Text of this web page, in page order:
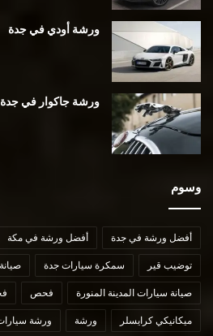
ورشة أودي في جدة
ورشة جاكوار في جدة
وسوم
أفضل ورشة في جدة أفضل ورشة في مكة
توضيب قير سمكرة سيارات جدة
صيانة سيارات المدينة المنورة فحص
ميكانيكي كرايسلر ورشة ورشة